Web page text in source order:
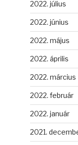
2022. július
2022. június
2022. május
2022. április
2022. március
2022. február
2022. január
2021.